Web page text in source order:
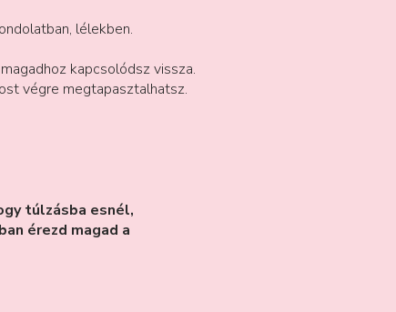
lélekben.
kapcsolódsz vissza.
végre megtapasztalhatsz.
túlzásba esnél,
érezd magad a